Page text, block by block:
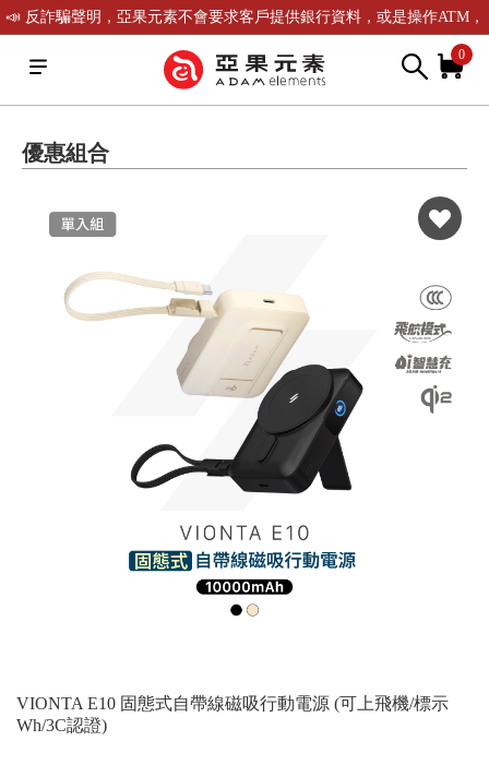
📣 反詐騙聲明，亞果元素不會要求客戶提供銀行資料，或是操作ATM，
可致電(02)-2738-9900聯繫我們或是165反詐騙電話查證！ 0
優惠組合
VIONTA E10 固態式自帶線磁吸行動電源 (可上飛機/標示
Wh/3C認證)